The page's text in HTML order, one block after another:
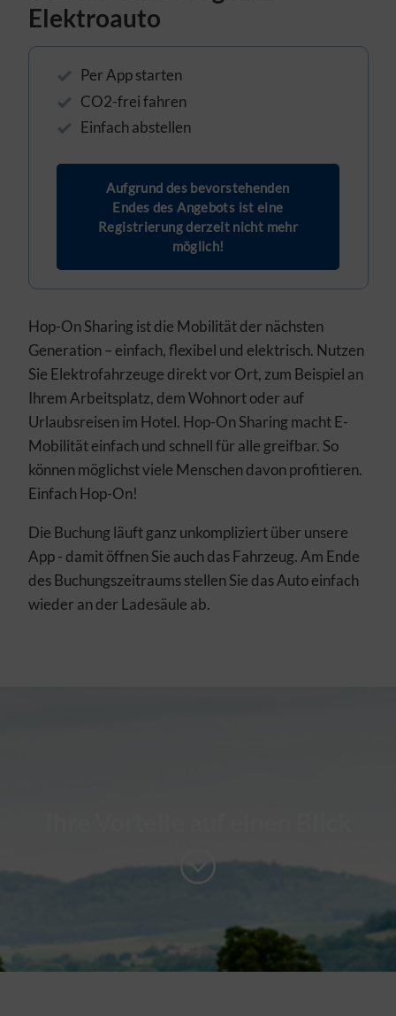
Elektroauto
Per App starten
CO2-frei fahren
Einfach abstellen
Aufgrund des bevorstehenden
Endes des Angebots ist eine
Registrierung derzeit nicht mehr
möglich!
Hop-On Sharing ist die Mobilität der nächsten
Generation – einfach, flexibel und elektrisch. Nutzen
Sie Elektrofahrzeuge direkt vor Ort, zum Beispiel an
Ihrem Arbeitsplatz, dem Wohnort oder auf
Urlaubsreisen im Hotel. Hop-On Sharing macht E-
Mobilität einfach und schnell für alle greifbar. So
können möglichst viele Menschen davon profitieren.
Einfach Hop-On!
Die Buchung läuft ganz unkompliziert über unsere
App - damit öffnen Sie auch das Fahrzeug. Am Ende
des Buchungszeitraums stellen Sie das Auto einfach
wieder an der Ladesäule ab.